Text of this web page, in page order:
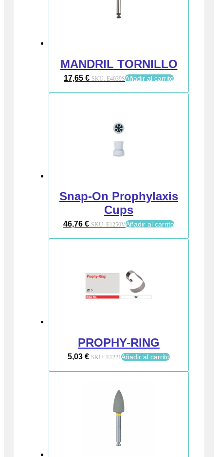
MANDRIL TORNILLO
17,65 € SKU: E4039SAñadir al carrito
Snap-On Prophylaxis
Cups
46,76 € SKU: E1250VAñadir al carrito
PROPHY-RING
5,03 € SKU: E1221Añadir al carrito